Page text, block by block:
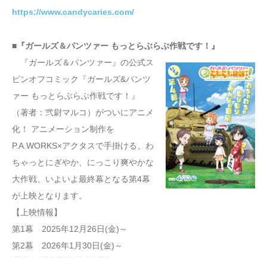
https://www.candycaries.com/
■『ガールズ＆パンツァー もっとらぶらぶ作戦です！』
『ガールズ＆パンツァー』の公式ス
ピンオフコミック『ガールズ&パンツ
ァー もっとらぶらぶ作戦です！』
（著者：弐尉マルコ）がついにアニメ
化！ アニメーション制作を
P.A.WORKS×アクタスで手掛ける、わ
ちゃっとにぎやか、にっこり爽やかな
大作戦、いよいよ最終幕となる第4幕
が上映となります。
【上映情報】
第1幕 2025年12月26日(金)～
第2幕 2026年1月30日(金)～